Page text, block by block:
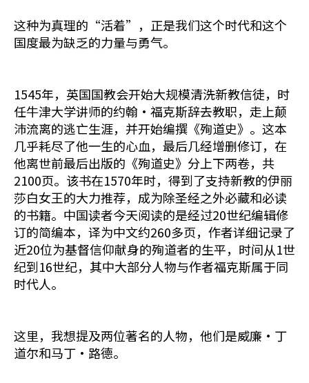
这种为真理的“活着”，正是我们这个时代和这个
国度最为缺乏的力量与勇气。
1545年，英国国教会开始大规模清洗新教信徒，时
任牛津大学讲师的约翰·福克斯辞去教职，走上颠
沛流离的逃亡生涯，并开始编撰《殉道史》。这本
几乎耗尽了他一生的心血，最后几经增删修订，在
他离世前最后出版的《殉道史》分上下两卷，共
2100页。该书在1570年时，得到了支持新教的伊丽
莎白女王的大力推荐，成为除圣经之外必藏和必读
的书籍。中国读者今天阅读的是经过20世纪编辑修
订的简编本，译为中文约260多页，作者详细记录了
近20位为基督信仰献身的殉道者的生平，时间从1世
纪到16世纪，其中大部分人物与作者福克斯属于同
时代人。
这里，我想提及两位著名的人物，他们是威廉·丁
道尔和马丁·路德。